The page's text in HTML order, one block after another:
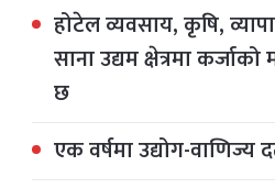
होटेल व्यवसाय, कृषि,
साना उद्यम क्षेत्रमा
छ
एक वर्षमा उद्योग-वाणिज्य